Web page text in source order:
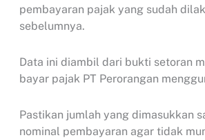
pembayaran pajak yang sudah
sebelumnya.
Data ini diambil dari bukti setoran
bayar pajak PT Perorangan
Pastikan jumlah yang dimasukkan
nominal pembayaran agar tidak